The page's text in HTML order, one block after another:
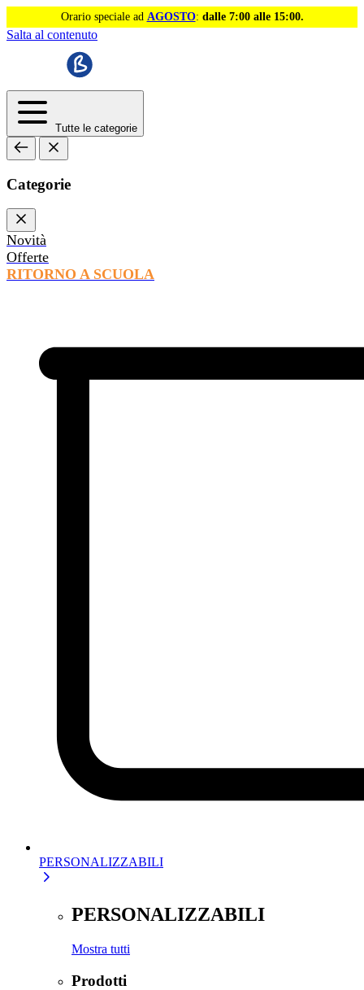
Orario speciale ad AGOSTO: dalle 7:00 alle 15:00.
Salta al contenuto
Tutte le categorie
Categorie
Novità
Offerte
RITORNO A SCUOLA
PERSONALIZZABILI
PERSONALIZZABILI
Mostra tutti
Prodotti